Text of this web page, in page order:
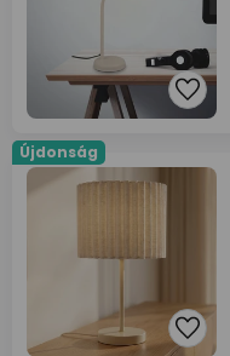
Újdonság